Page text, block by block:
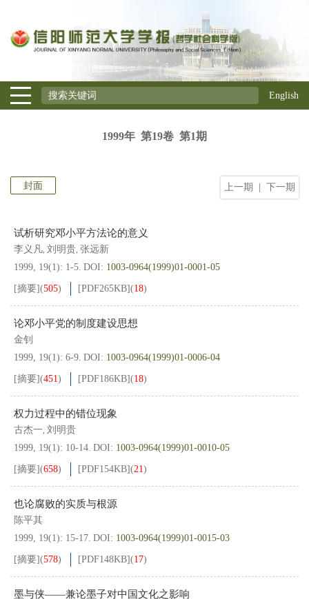
English
1999年 第19卷 第1期
上一期 下一期
封面
试析研究邓小平方法论的意义
李义凡, 刘明贵, 张远新
1999, 19(1): 1-5. DOI: 1003-0964(1999)01-0001-05
[摘要](505) [PDF265KB](18)
论邓小平党的制度建设思想
金钊
1999, 19(1): 6-9. DOI: 1003-0964(1999)01-0006-04
[摘要](451) [PDF186KB](18)
权力过程中的错位现象
古杰一, 刘明贵
1999, 19(1): 10-14. DOI: 1003-0964(1999)01-0010-05
[摘要](658) [PDF154KB](21)
也论腐败的实质与根源
陈平其
1999, 19(1): 15-17. DOI: 1003-0964(1999)01-0015-03
[摘要](578) [PDF148KB](17)
墨与侠——兼论墨子对中国文化之影响